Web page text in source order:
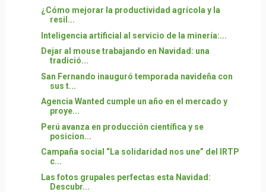
¿Cómo mejorar la productividad agrícola y la
resil...
Inteligencia artificial al servicio de la minería:...
Dejar al mouse trabajando en Navidad: una
tradició...
San Fernando inauguró temporada navideña con
sus t...
Agencia Wanted cumple un año en el mercado y
proye...
Perú avanza en producción científica y se
posicion...
Campaña social “La solidaridad nos une” del IRTP
c...
Las fotos grupales perfectas esta Navidad:
Descubr...